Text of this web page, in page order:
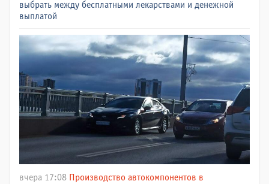
выбрать между бесплатными лекарствами и денежной
выплатой
вчера 17:08 Производство автокомпонентов в